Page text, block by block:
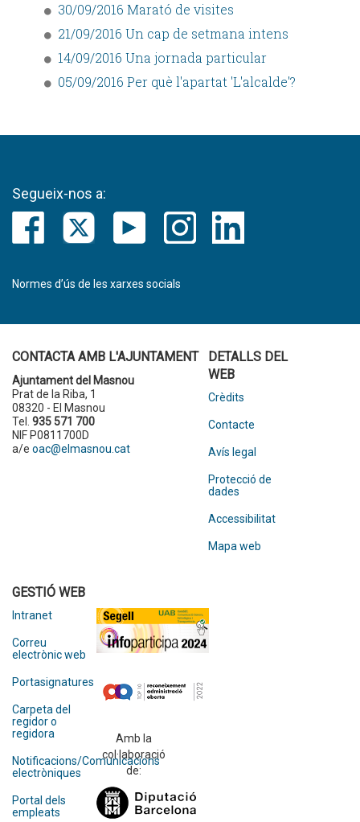
30/09/2016 Marató de visites
21/09/2016 Un cap de setmana intens
14/09/2016 Una jornada particular
05/09/2016 Per què l'apartat 'L'alcalde'?
Segueix-nos a:
Normes d’ús de les xarxes socials
CONTACTA AMB L'AJUNTAMENT
Ajuntament del Masnou
Prat de la Riba, 1
08320 - El Masnou
Tel. 935 571 700
NIF P0811700D
a/e oac@elmasnou.cat
DETALLS DEL
WEB
Crèdits
Contacte
Avís legal
Protecció de
dades
Accessibilitat
Mapa web
GESTIÓ WEB
Intranet
Correu
electrònic web
Portasignatures
Carpeta del
regidor o
regidora
Notificacions/Comunicacions
electròniques
Portal dels
empleats
Amb la
col·laboració
de: